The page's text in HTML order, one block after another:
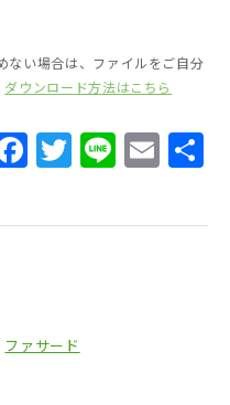
い場合は、ファイルをご自分
ダウンロード方法はこちら
Facebook
Twitter
Line
ファサード